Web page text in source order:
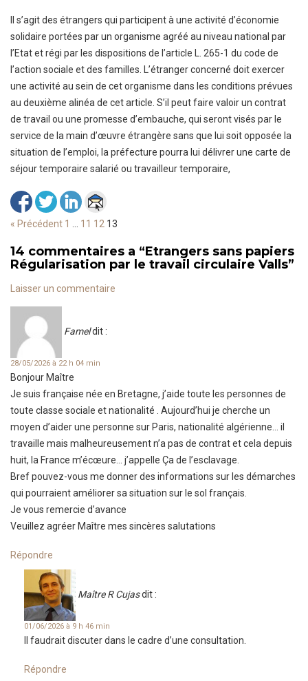
Il s’agit des étrangers qui participent à une activité d’économie
solidaire portées par un organisme agréé au niveau national par
l’Etat et régi par les dispositions de l’article L. 265-1 du code de
l’action sociale et des familles. L’étranger concerné doit exercer
une activité au sein de cet organisme dans les conditions prévues
au deuxième alinéa de cet article. S’il peut faire valoir un contrat
de travail ou une promesse d’embauche, qui seront visés par le
service de la main d’œuvre étrangère sans que lui soit opposée la
situation de l’emploi, la préfecture pourra lui délivrer une carte de
séjour temporaire salarié ou travailleur temporaire,
« Précédent 1 11 12 13
14 commentaires a “Etrangers sans papiers
Régularisation par le travail circulaire Valls”
Laisser un commentaire
Fameldit :
28/05/2026 à 22 h 04 min
Bonjour Maître
Je suis française née en Bretagne, j’aide toute les personnes de
toute classe sociale et nationalité . Aujourd’hui je cherche un
moyen d’aider une personne sur Paris, nationalité algérienne… il
travaille mais malheureusement n’a pas de contrat et cela depuis
huit, la France m’écœure… j’appelle Ça de l’esclavage.
Bref pouvez-vous me donner des informations sur les démarches
qui pourraient améliorer sa situation sur le sol français.
Je vous remercie d’avance
Veuillez agréer Maître mes sincères salutations
Répondre
Maître R Cujasdit :
01/06/2026 à 9 h 46 min
Il faudrait discuter dans le cadre d’une consultation.
Répondre